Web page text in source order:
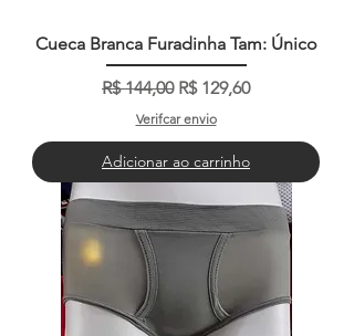
Cueca Branca Furadinha Tam: Único
Preço normal
R$ 144,00 Preço promocional
R$ 129,60
Verifcar envio
Adicionar ao carrinho